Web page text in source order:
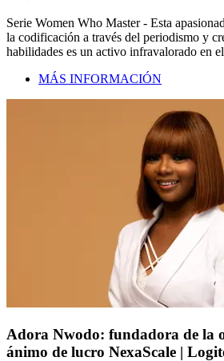
Serie Women Who Master - Esta
la codificación a través del periodismo y
habilidades es un activo infravalorado en
MÁS INFORMACIÓN
Adora Nwodo: fundadora de la
ánimo de lucro NexaScale |